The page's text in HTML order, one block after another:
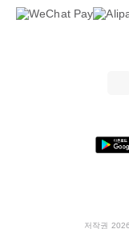
저작권